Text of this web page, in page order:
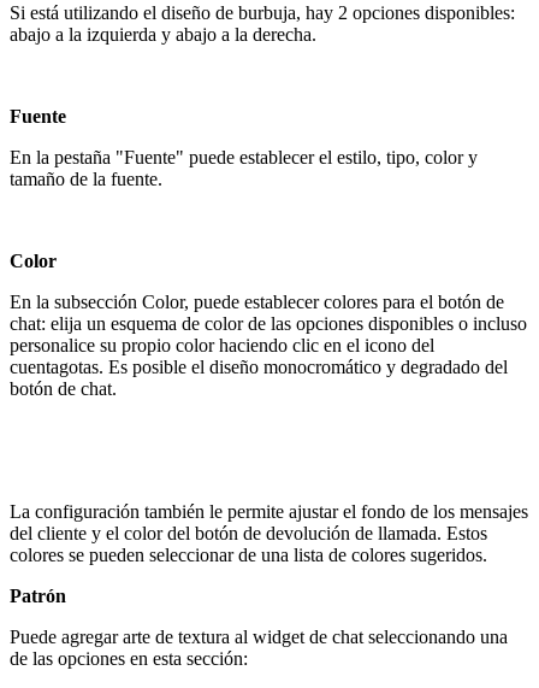
Si está utilizando el diseño de burbuja, hay 2 opciones disponibles:
abajo a la izquierda y abajo a la derecha.
Fuente
En la pestaña "Fuente" puede establecer el estilo, tipo, color y
tamaño de la fuente.
Color
En la subsección Color, puede establecer colores para el botón de
chat: elija un esquema de color de las opciones disponibles o incluso
personalice su propio color haciendo clic en el icono del
cuentagotas. Es posible el diseño monocromático y degradado del
botón de chat.
La configuración también le permite ajustar el fondo de los mensajes
del cliente y el color del botón de devolución de llamada. Estos
colores se pueden seleccionar de una lista de colores sugeridos.
Patrón
Puede agregar arte de textura al widget de chat seleccionando una
de las opciones en esta sección: